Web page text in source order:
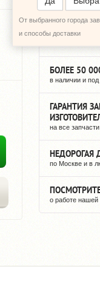
От выбранного города
и способы доставки
12 ЛЕТ НА
БОЛЕЕ 50
в наличии и под
ГАРАНТИЯ
на все
НЕДОРОГАЯ
по Москве и в
о работе нашей